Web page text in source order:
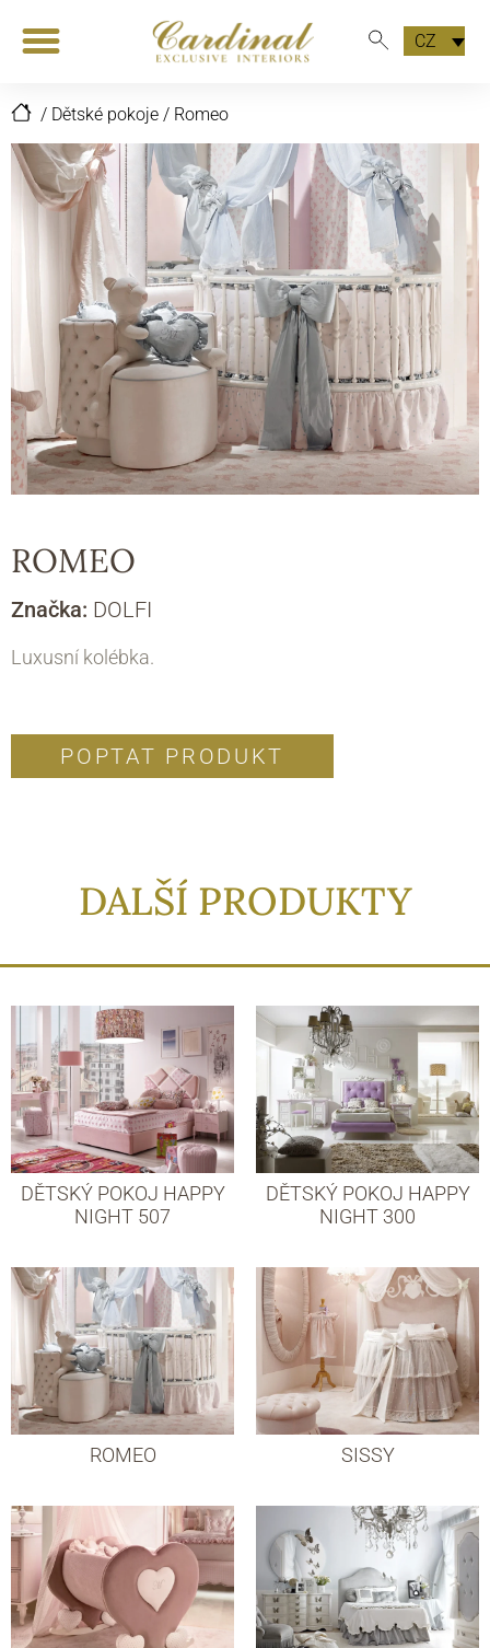
CZ
/ Dětské pokoje / Romeo
ROMEO
Značka: DOLFI
Luxusní kolébka.
POPTAT PRODUKT
DALŠÍ PRODUKTY
DĚTSKÝ POKOJ HAPPY
NIGHT 507
DĚTSKÝ POKOJ HAPPY
NIGHT 300
ROMEO SISSY